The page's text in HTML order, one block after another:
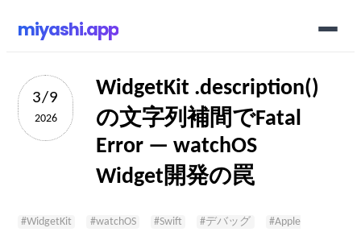
miyashi.app
3/9
2026
WidgetKit .description()
の文字列補間でFatal
Error — watchOS
Widget開発の罠
#WidgetKit #watchOS #Swift #デバッグ #Apple